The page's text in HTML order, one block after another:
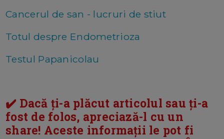
Cancerul de san - lucruri de stiut
Totul despre Endometrioza
Testul Papanicolau
✔️ Dacă ți-a plăcut articolul sau ți-a
fost de folos, apreciază-l cu un
share! Aceste informații le pot fi